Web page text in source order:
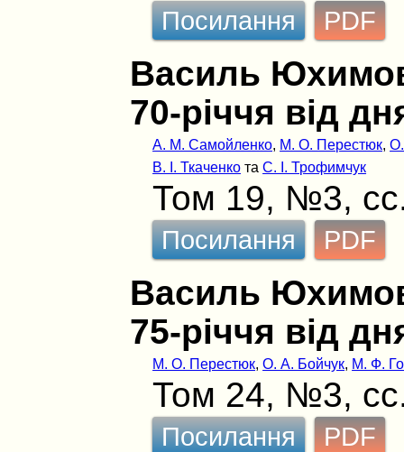
Посилання PDF
Василь
70-річчя від
А. М. Самойленко, М. О. Перестюк,
В. І. Ткаченко таС. І. Трофимчук
Том 19, №3,
Посилання PDF
Василь
75-річчя від
М. О. Перестюк,О. А. Бойчук, М. Ф.
Том 24, №3,
Посилання PDF